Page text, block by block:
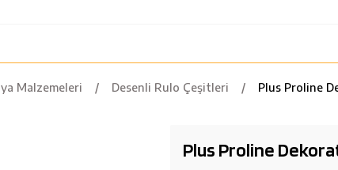
Malzemeleri Desenli Rulo Çeşitleri Plus Proline
Plus Proline